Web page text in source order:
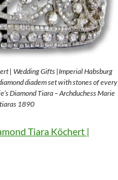
| Wedding Gifts |Imperial Habsburg
diadem set with stones of every
Diamond Tiara – Archduchess Marie
tiaras 1890
Tiara Köchert |